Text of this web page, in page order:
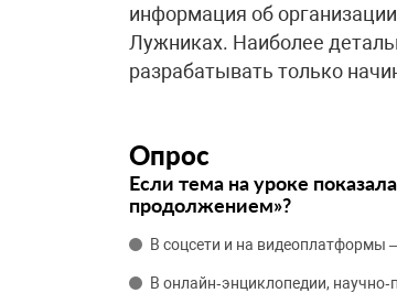
информация об
Лужниках. Наиболее
разрабатывать только
Опрос
Если тема на уроке
продолжением»?
В соцсети и на видеоплатформы
В онлайн‑энциклопедии,